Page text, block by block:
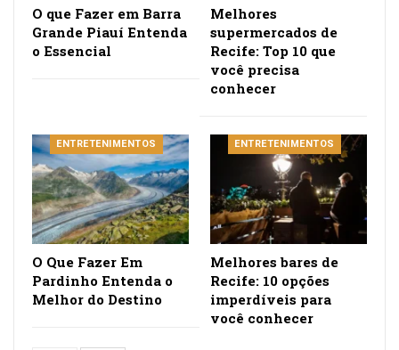
O que Fazer em Barra
Grande Piauí Entenda
o Essencial
Melhores
supermercados de
Recife: Top 10 que
você precisa
conhecer
ENTRETENIMENTOS
O Que Fazer Em
Pardinho Entenda o
Melhor do Destino
ENTRETENIMENTOS
Melhores bares de
Recife: 10 opções
imperdíveis para
você conhecer